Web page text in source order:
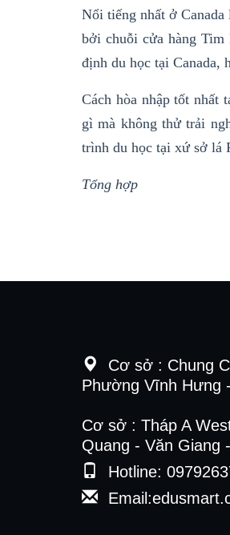
Nổi tiếng nhất ở
bởi chuỗi cửa hàng Tim
định du học tại Canada,
Cách hòa nhập tốt
gì mà không thử trải
trình du học tại xứ sở lá
Tổng hợp
Cơ sở : Chung
Phường Vĩnh Hưng
Cơ sở : Tháp A
Quang - Văn Giang
Hotline: